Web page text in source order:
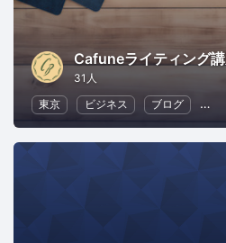
Cafuneライティング
31人
東京
ビジネス ブログ ラ